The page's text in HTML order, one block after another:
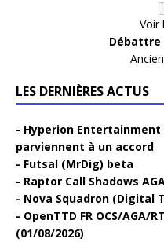
Voir
Débattre
LES DERNIÈRES ACTUS
Hyperion
parviennent à un accord
Futsal (MrDig) beta
Raptor Call Shadows
Nova Squadron (Digital
OpenTTD FR OCS/AGA/
(01/08/2026)